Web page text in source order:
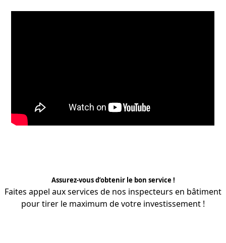
Assurez-vous d’obtenir le bon service !
Faites appel aux services de nos inspecteurs en bâtiment
pour tirer le maximum de votre investissement !